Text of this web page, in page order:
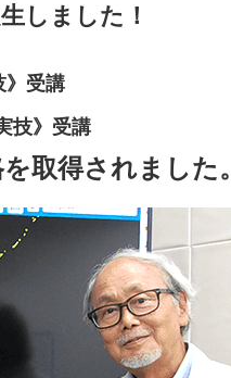
しました！
受講
技》受講
取得されました。